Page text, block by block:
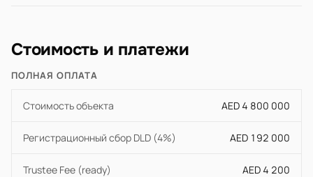
Стоимость и платежи
ПОЛНАЯ ОПЛАТА
Стоимость объекта AED 4 800 000
Регистрационный сбор DLD (4%) AED 192 000
Trustee Fee (ready) AED 4 200